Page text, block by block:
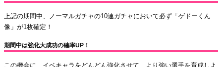
上記の期間中、ノーマルガチャの10連ガチャにおいて必ず「ゲドーくん
像」が1枚確定！
期間中は強化大成功の確率UP！
この機会に、イベキャラをどんどん強化させて、より強い選手を育成しよ